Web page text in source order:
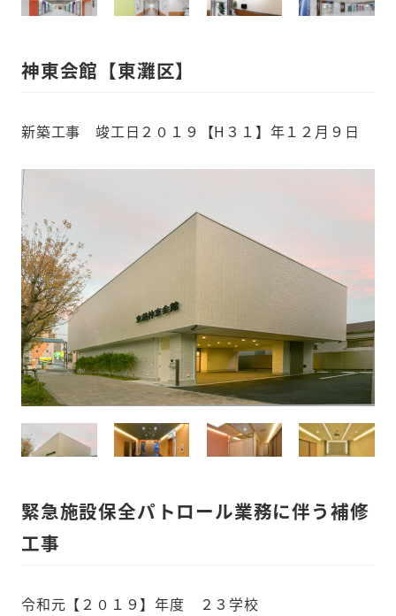
神東会館【東灘区】
新築工事 竣工日２０１９【H３１】年１２月９日
緊急施設保全パトロール業務に伴う補修
工事
令和元【２０１９】年度 ２３学校